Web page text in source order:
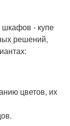
- купе
решений,
цветов, их